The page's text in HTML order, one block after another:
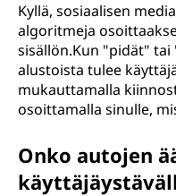
Kyllä, sosiaalisen
algoritmeja
sisällön.Kun "pidät" tai
alustoista tulee
mukauttamalla
osoittamalla sinulle,
Onko autojen